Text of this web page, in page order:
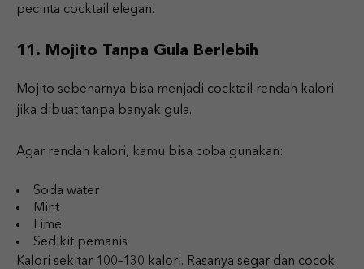
pecinta cocktail elegan.
11. Mojito Tanpa Gula Berlebih
Mojito sebenarnya bisa menjadi cocktail rendah kalori
jika dibuat tanpa banyak gula.
Agar rendah kalori, kamu bisa coba gunakan:
Soda water
Mint
Lime
Sedikit pemanis
Kalori sekitar 100–130 kalori. Rasanya segar dan cocok